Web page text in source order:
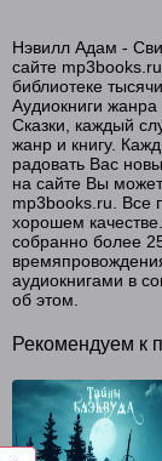
Нэвилл Адам -
сайте
библиотеке
Аудиокниги
Сказки, каждый
жанр и книгу.
радовать Вас
на сайте Вы
mp3books.ru. Все
хорошем
собранно более
аудиокнигами в
об этом.
Рекомендуем к